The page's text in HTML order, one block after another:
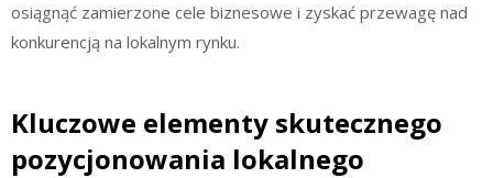
osiągnąć zamierzone cele biznesowe i zyskać przewagę nad
konkurencją na lokalnym rynku.
Kluczowe elementy skutecznego
pozycjonowania lokalnego